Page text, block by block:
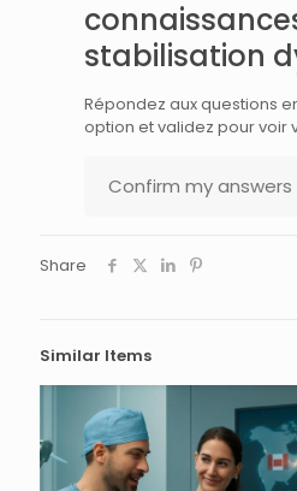
stabilisation
Répondez aux questions
option et validez pour voir
Confirm my answers
Share
Similar Items